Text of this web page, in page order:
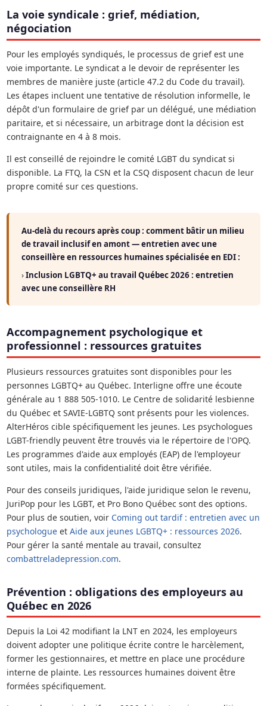
La voie syndicale : grief, médiation,
négociation
Pour les employés syndiqués, le processus de grief est une
voie importante. Le syndicat a le devoir de représenter les
membres de manière juste (article 47.2 du Code du travail).
Les étapes incluent une tentative de résolution informelle, le
dépôt d'un formulaire de grief par un délégué, une médiation
paritaire, et si nécessaire, un arbitrage dont la décision est
contraignante en 4 à 8 mois.
Il est conseillé de rejoindre le comité LGBT du syndicat si
disponible. La FTQ, la CSN et la CSQ disposent chacun de leur
propre comité sur ces questions.
Au-delà du recours après coup : comment bâtir un milieu
de travail inclusif en amont — entretien avec une
conseillère en ressources humaines spécialisée en EDI :
›Inclusion LGBTQ+ au travail Québec 2026 : entretien
avec une conseillère RH
Accompagnement psychologique et
professionnel : ressources gratuites
Plusieurs ressources gratuites sont disponibles pour les
personnes LGBTQ+ au Québec. Interligne offre une écoute
générale au 1 888 505-1010. Le Centre de solidarité lesbienne
du Québec et SAVIE-LGBTQ sont présents pour les violences.
AlterHéros cible spécifiquement les jeunes. Les psychologues
LGBT-friendly peuvent être trouvés via le répertoire de l'OPQ.
Les programmes d'aide aux employés (EAP) de l'employeur
sont utiles, mais la confidentialité doit être vérifiée.
Pour des conseils juridiques, l'aide juridique selon le revenu,
JuriPop pour les LGBT, et Pro Bono Québec sont des options.
Pour plus de soutien, voir Coming out tardif : entretien avec un
psychologue etAide aux jeunes LGBTQ+ : ressources 2026.
Pour gérer la santé mentale au travail, consultez
combattreladepression.com.
Prévention : obligations des employeurs au
Québec en 2026
Depuis la Loi 42 modifiant la LNT en 2024, les employeurs
doivent adopter une politique écrite contre le harcèlement,
former les gestionnaires, et mettre en place une procédure
interne de plainte. Les ressources humaines doivent être
formées spécifiquement.